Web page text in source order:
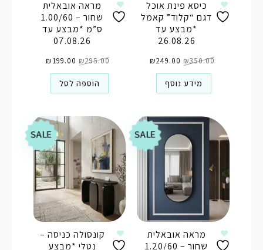
מראה אובאלית
שחור – 1.00/60
ס”מ *מבצע עד
07.08.26
₪295.00 המקורי
היה:
₪295.00.
₪199.00 הנוכחי
הוא:
הוספה לסל
כיסא פינת אוכל
דגם “קלוד” קאמל
*מבצע עד
26.08.26
₪350.00 המקורי
היה:
₪350.00.
₪249.00 הנוכחי
הוא:
מידע נוסף
SALE
קונסולה כניסה –
נטלי *מבצע
SALE
מראה אובאלית
שחור – 1.20/60